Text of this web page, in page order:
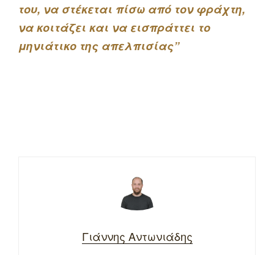
του, να στέκεται πίσω από τον φράχτη,
να κοιτάζει και να εισπράττει το
μηνιάτικο της απελπισίας”
Γιάννης Αντωνιάδης